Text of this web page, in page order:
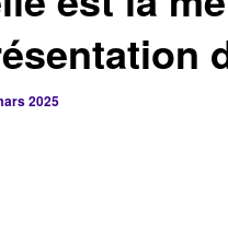
2025